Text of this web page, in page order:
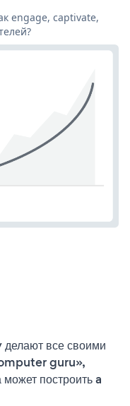
engage, captivate,
все своими
guru»,
построить a